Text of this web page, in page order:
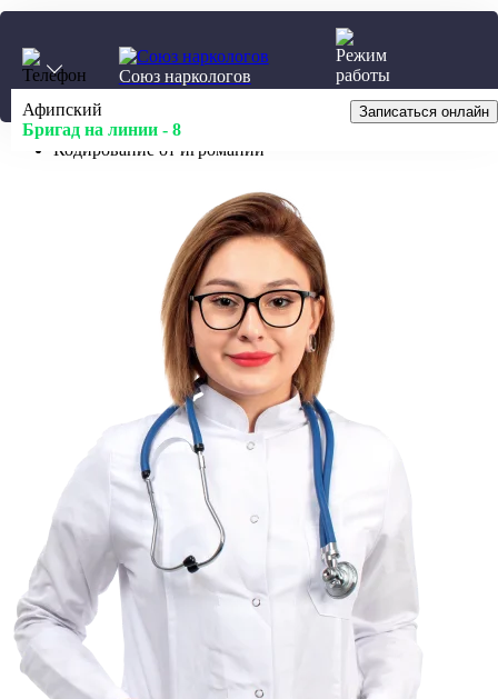
Калькулятор
Союз наркологов
24/7
Афипский
Бригад на линии - 8
Записаться онлайн
Главная
Нарколог на дом
Кодирование от игромании